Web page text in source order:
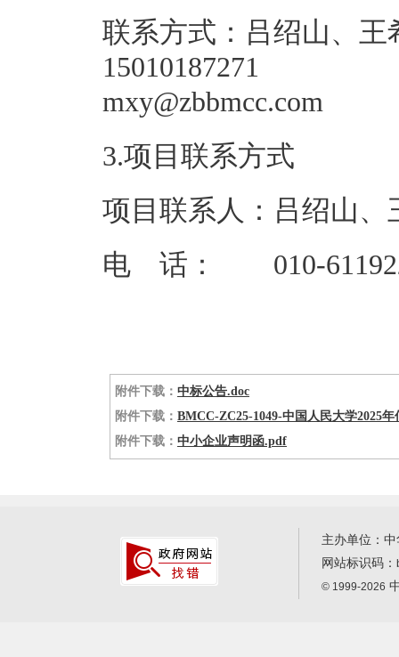
联系方式：吕绍山、王
15010187271
3.项目联系方式
项目联系人：吕绍山、
电 话： 010-
附件下载： 中标公告.doc
附件下载： BMCC-ZC25-1049-中国人民大学2025
附件下载： 中小企业声明函.pdf
主办单位：
网站标识码：
© 1999-2026